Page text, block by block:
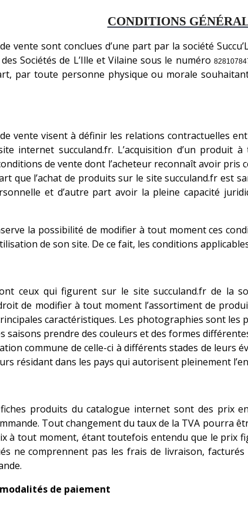
CONDITIONS
vente sont conclues d’une part par la société
Sociétés de L’Ille et Vilaine sous le numéro
par toute personne physique ou morale
vente visent à définir les relations contractuelles
internet succuland.fr. L’acquisition d’un produit
de vente dont l’acheteur reconnaît avoir
que l’achat de produits sur le site succuland.fr
et d’autre part avoir la pleine capacité
la possibilité de modifier à tout moment ces
de son site. De ce fait, les conditions
ceux qui figurent sur le site succuland.fr de la
de modifier à tout moment l’assortiment de
caractéristiques. Les photographies sont les
saisons prendre des couleurs et des formes
commune de celle-ci à différents stades de leurs
résidant dans les pays qui autorisent pleinement
produits du catalogue internet sont des prix
Tout changement du taux de la TVA pourra
à tout moment, étant toutefois entendu que le prix
ne comprennent pas les frais de livraison,
de paiement